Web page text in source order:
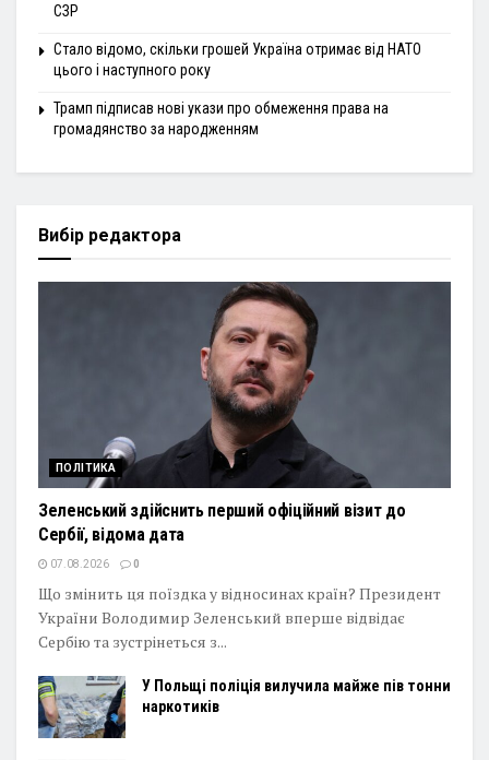
СЗР
Стало відомо, скільки грошей Україна отримає від НАТО
цього і наступного року
Трамп підписав нові укази про обмеження права на
громадянство за народженням
Вибір редактора
ПОЛІТИКА
Зеленський здійснить перший офіційний візит до
Сербії, відома дата
07.08.2026 0
Що змінить ця поїздка у відносинах країн? Президент
України Володимир Зеленський вперше відвідає
Сербію та зустрінеться з...
У Польщі поліція вилучила майже пів тонни
наркотиків